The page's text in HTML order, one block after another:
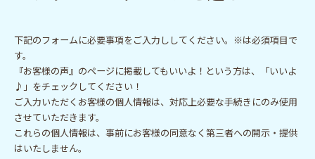
下記のフォームに必要事項をご入力ししてください。※は必須項目で
す。
『お客様の声』のページに掲載してもいいよ！という方は、「いいよ
♪」をチェックしてください！
ご入力いただくお客様の個人情報は、対応上必要な手続きにのみ使用
させていただきます。
これらの個人情報は、事前にお客様の同意なく第三者への開示・提供
はいたしません。